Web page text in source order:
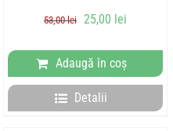
53,00lei
Prețul
a
fost:
53,00 lei.
25,00 leiPrețul
este:
25,00 lei.
Adaugă în coș
Detalii